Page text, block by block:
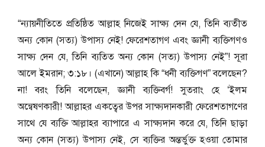
“ন্যায়নীতিতে প্রতিষ্ঠিত আল্লাহ নিজেই সাক্ষ্য দেন যে, তিনি ব্যতীত
অন্য কোন (সত্য) উপাস্য নেই! ফেরেশতাগণ এবং জ্ঞানী ব্যক্তিগণও
সাক্ষ্য দেন যে, তিনি ব্যতিত অন্য কোন (সত্য) উপাস্য নেই”! সূরা
আলে ইমরান; ৩:১৮। (এখানে) আল্লাহ কি “ধনী ব্যক্তিগণ” বলেছেন?
না! বরং তিনি বলেছেন, জ্ঞানী ব্যক্তিবর্গ! সুতরাং হে ‘ইলম
অন্বেষণকারী! আল্লাহর একত্বের উপর সাক্ষ্যদানকারী ফেরেশতাগণের
সাথে যে ব্যক্তি আল্লাহর ব্যাপারে এ সাক্ষ্যদান করে যে, তিনি ছাড়া
অন্য কোন (সত্য) উপাস্য নেই, সে ব্যক্তির অন্তর্ভুক্ত হওয়া তোমার